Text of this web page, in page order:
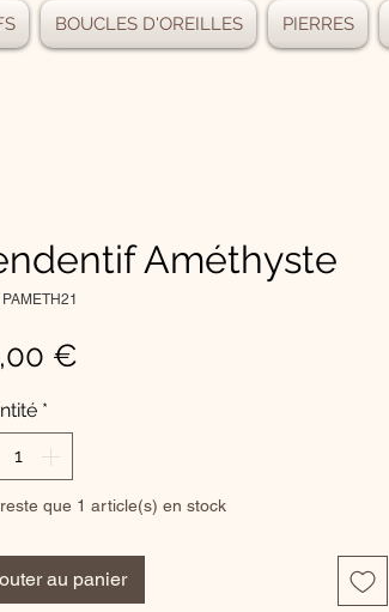
BOUCLES D'OREILLES PIERRES
Améthyste
€
*
que 1 article(s) en stock
au panier